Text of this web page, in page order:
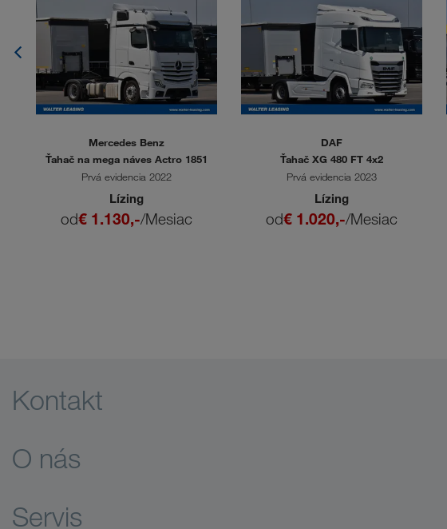
Mercedes Benz
Ťahač na mega náves Actro 1851
Prvá evidencia 2022
Lízing
od€ 1.130,-/Mesiac
DAF
Ťahač XG 480 FT 4x2
Prvá evidencia 2023
Lízing
od€ 1.020,-/Mesiac
Kontakt
O nás
Servis